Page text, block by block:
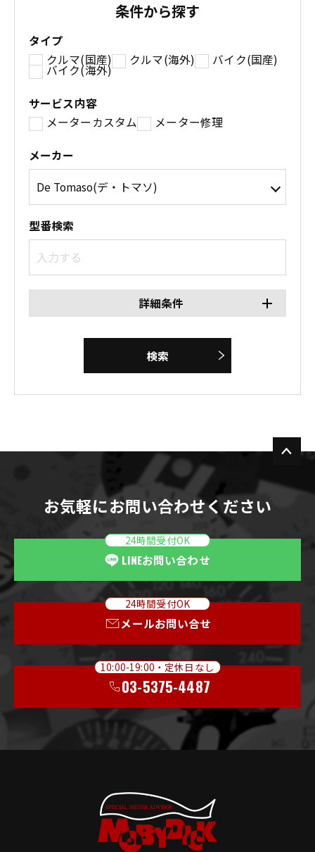
条件から探す
タイプ
クルマ(国産)
クルマ(海外) バイク(国産)
バイク(海外)
サービス内容
メーターカスタム
メーター修理
メーカー
型番検索
詳細条件
検索
お気軽にお問い合わせください
24時間受付OK
LINEお問い合わせ
24時間受付OK
メールお問い合せ
10:00-19:00・定休日なし
03-5375-4487